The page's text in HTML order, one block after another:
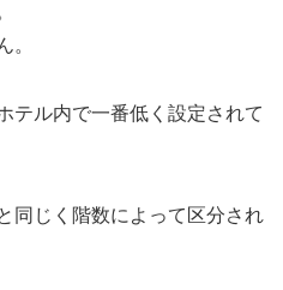
。
テル内で一番低く設定されて
同じく階数によって区分され